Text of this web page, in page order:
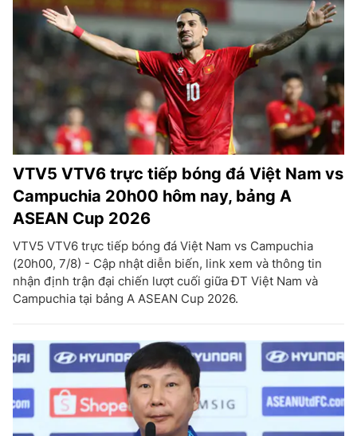
VTV5 VTV6 trực tiếp bóng đá Việt Nam vs
Campuchia 20h00 hôm nay, bảng A
ASEAN Cup 2026
VTV5 VTV6 trực tiếp bóng đá Việt Nam vs Campuchia
(20h00, 7/8) - Cập nhật diễn biến, link xem và thông tin
nhận định trận đại chiến lượt cuối giữa ĐT Việt Nam và
Campuchia tại bảng A ASEAN Cup 2026.